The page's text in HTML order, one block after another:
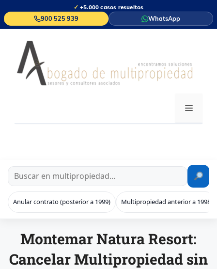
al
contenido
✓ +5.000 casos resueltos
900 525 939 WhatsApp
MENÚ
Anular contrato (posterior a 1999) Multipropiedad anterior a 1998
Montemar Natura Resort:
Cancelar Multipropiedad sin